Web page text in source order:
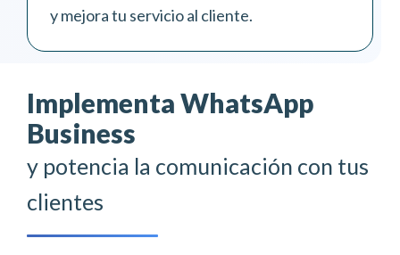
y mejora tu servicio al cliente.
Implementa WhatsApp
Business
y potencia la comunicación con tus
clientes